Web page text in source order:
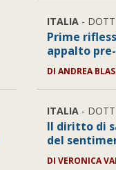
ITALIA -
Prime
appalto
DIANDREA
ITALIA -
Il diritto di
del
DIVERONICA